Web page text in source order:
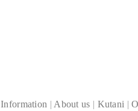
Information | About us | Kutani |